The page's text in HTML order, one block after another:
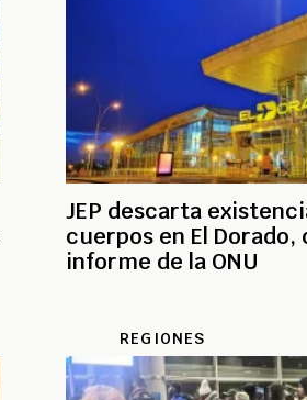
JEP descarta
cuerpos en El
informe de la ONU
REGIONES